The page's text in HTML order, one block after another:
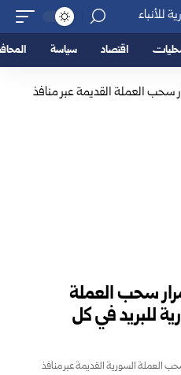
اقتصاد سياسة
سحب العملة
للبريد في كل
العملة ‌‏السورية القديمة عبر منافذ